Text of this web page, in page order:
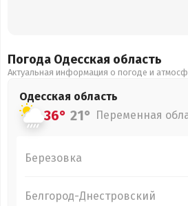
Погода Одесская область
Актуальная информация о погоде и
Одесская область
36° 21° Переменная
Березовка
Белгород-Днестровский